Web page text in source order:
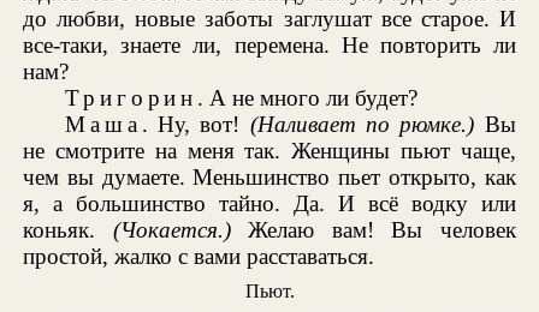
до любви, новые заботы заглушат все старое. И
все-таки, знаете ли, перемена. Не повторить ли
нам?
Тригорин . А не много ли будет?
Маша . Ну, вот! (Наливает по рюмке.) Вы
не смотрите на меня так. Женщины пьют чаще,
чем вы думаете. Меньшинство пьет открыто, как
я, а большинство тайно. Да. И всё водку или
коньяк. (Чокается.)Желаю вам! Вы человек
простой, жалко с вами расставаться.
Пьют.